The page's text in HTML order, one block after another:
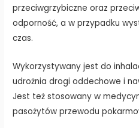
przeciwgrzybiczne oraz
odporność, a w przypadku
czas.
Wykorzystywany jest do
udrożnia drogi oddechowe i
Jest też stosowany w
pasożytów przewodu